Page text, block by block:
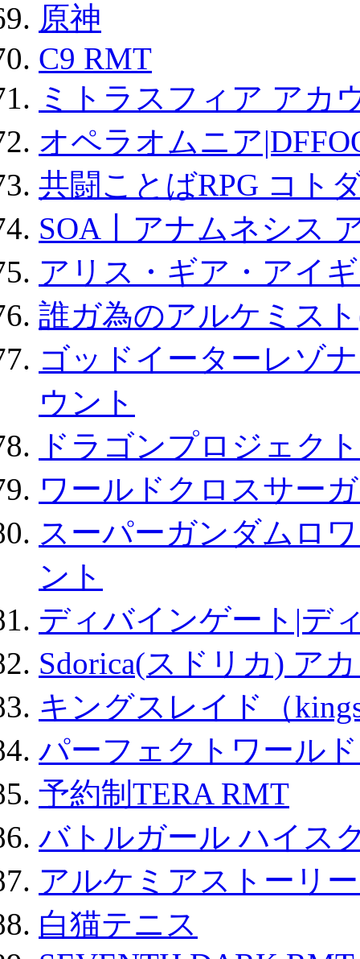
原神
C9 RMT
ミトラスフィア アカ
オペラオムニア
共闘ことばRPG コト
SOA丨アナムネシス
アリス・ギア・アイ
誰ガ為のアルケミス
ゴッドイーターレゾ
ウント
ドラゴンプロジェク
ワールドクロスサー
スーパーガンダムロ
ント
ディバインゲート|デ
Sdorica(スドリカ) ア
キングスレイド（
パーフェクトワール
予約制TERA RMT
バトルガール ハイス
アルケミアストーリ
白猫テニス